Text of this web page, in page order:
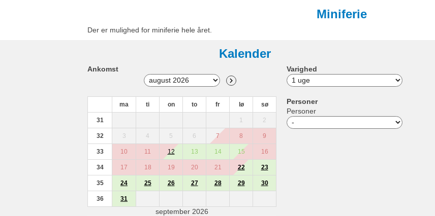
Miniferie
Der er mulighed for miniferie hele året.
Kalender
Ankomst
ma ti on to fr lø sø
31 1 2
32 3 4 5 6 7 8 9
33 10 11 12 13 14 15 16
34 17 18 19 20 21 22 23
35 24 25 26 27 28 29 30
36 31
september 2026
Varighed
Personer
Personer